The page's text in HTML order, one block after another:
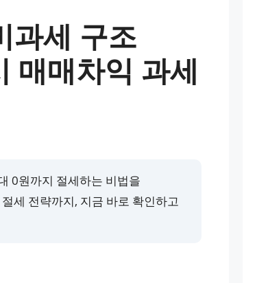
과세 구조
매매차익 과세
0원까지 절세하는 비법을
세 전략까지, 지금 바로 확인하고